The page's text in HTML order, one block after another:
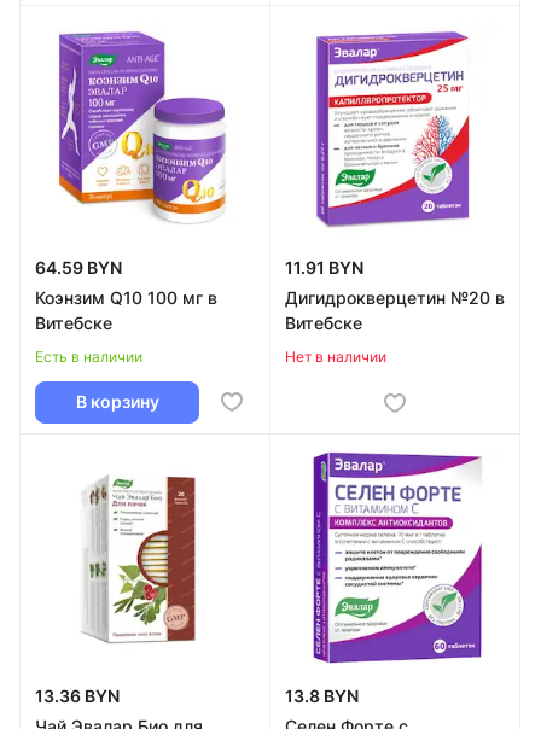
64.59 BYN
Коэнзим Q10 100 мг в
Витебске
Есть в наличии
В корзину
11.91 BYN
Дигидрокверцетин №20 в
Витебске
Нет в наличии
13.36 BYN
13.8 BYN